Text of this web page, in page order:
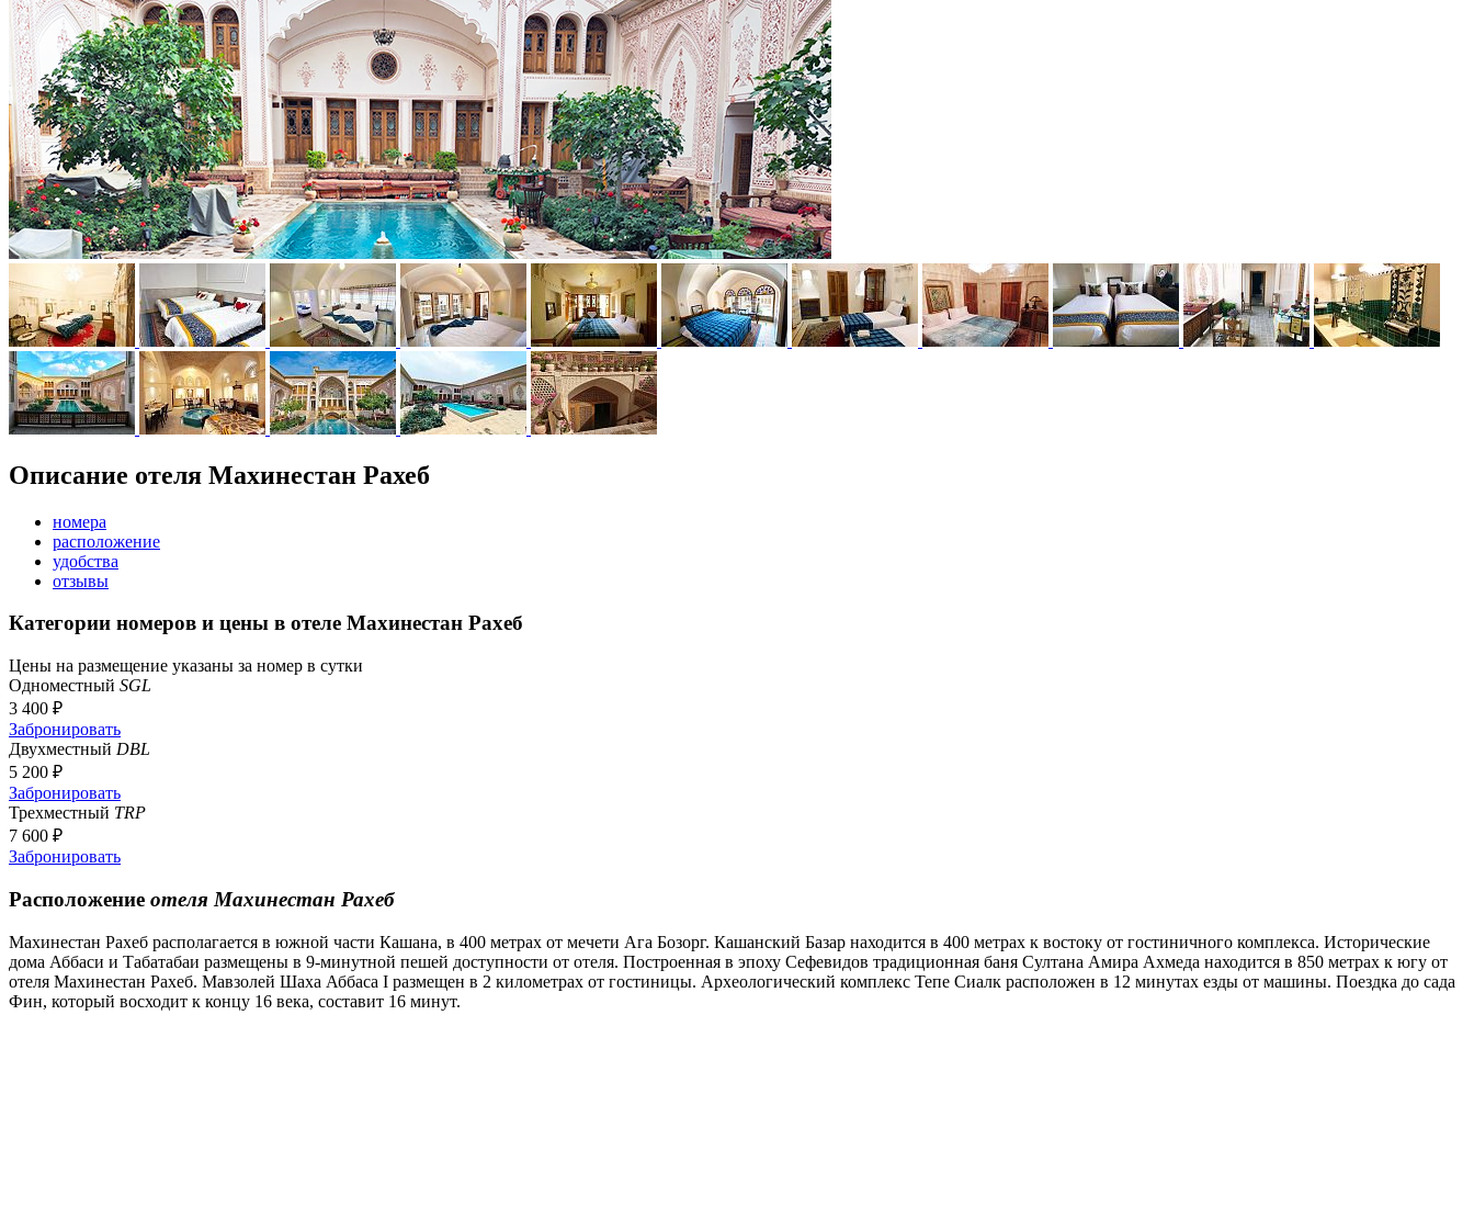
Описание отеля Махинестан Рахеб
номера
расположение
удобства
отзывы
Категории номеров и цены в отеле Махинестан Рахеб
Цены на размещение указаны за номер в сутки
Одноместный SGL
3 400 ₽
Забронировать
Двухместный DBL
5 200 ₽
Забронировать
Трехместный TRP
7 600 ₽
Забронировать
Расположение отеля Махинестан Рахеб
Махинестан Рахеб располагается в южной части Кашана, в 400 метрах от мечети Ага Бозорг. Кашанский Базар находится в 400 метрах к востоку от гостиничного комплекса. Исторические
дома Аббаси и Табатабаи размещены в 9-минутной пешей доступности от отеля. Построенная в эпоху Сефевидов традиционная баня Султана Амира Ахмеда находится в 850 метрах к югу от
отеля Махинестан Рахеб. Мавзолей Шаха Аббаса I размещен в 2 километрах от гостиницы. Археологический комплекс Тепе Сиалк расположен в 12 минутах езды от машины. Поездка до сада
Фин, который восходит к концу 16 века, составит 16 минут.